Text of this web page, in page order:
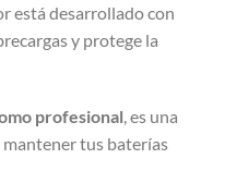
está desarrollado con
y protege la
profesional, es una
tus baterías